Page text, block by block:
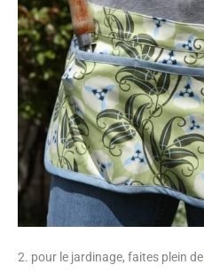
2. pour le jardinage, faites plein de